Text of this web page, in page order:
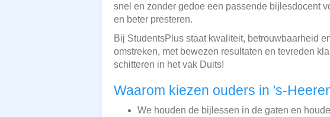
snel en zonder gedoe een passende bijlesdocent
en beter presteren.
Bij StudentsPlus staat kwaliteit, betrouwbaarheid
omstreken, met bewezen resultaten en tevreden
schitteren in het vak Duits!
Waarom kiezen ouders in 's-
We houden de bijlessen in de gaten en